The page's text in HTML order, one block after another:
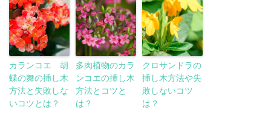
カランコエ 胡
蝶の舞の挿し木
方法と失敗しな
いコツとは？
多肉植物のカラ
ンコエの挿し木
方法とコツと
は？
クロサンドラの
挿し木方法や失
敗しないコツ
は？